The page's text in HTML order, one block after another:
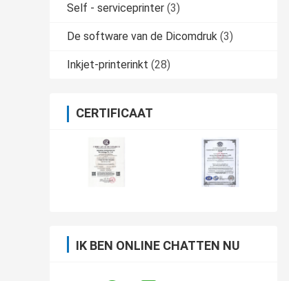
Self - serviceprinter (3)
De software van de Dicomdruk (3)
Inkjet-printerinkt (28)
CERTIFICAAT
IK BEN ONLINE CHATTEN NU